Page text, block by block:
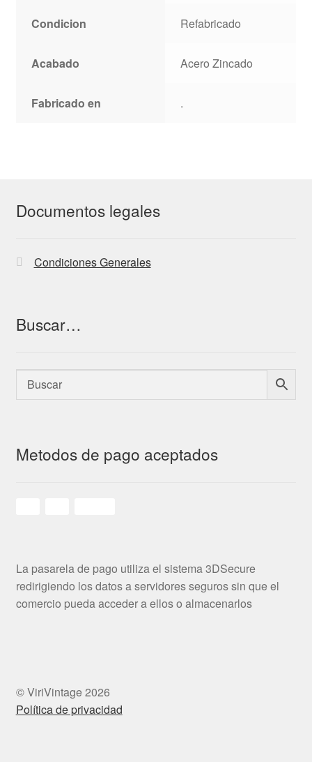
Condicion Refabricado
Acabado Acero Zincado
Fabricado en .
Documentos legales
Condiciones Generales
Buscar…
Metodos de pago aceptados
La pasarela de pago utiliza el sistema 3DSecure
redirigiendo los datos a servidores seguros sin que el
comercio pueda acceder a ellos o almacenarlos
© ViriVintage 2026
Política de privacidad